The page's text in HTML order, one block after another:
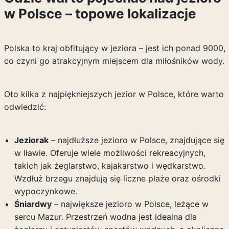
w Polsce – topowe lokalizacje
Polska to kraj obfitujący w jeziora – jest ich ponad 9000,
co czyni go atrakcyjnym miejscem dla miłośników wody.
Oto kilka z najpiękniejszych jezior w Polsce, które warto
odwiedzić:
Jeziorak– najdłuższe jezioro w Polsce, znajdujące się
w Iławie. Oferuje wiele możliwości rekreacyjnych,
takich jak żeglarstwo, kajakarstwo i wędkarstwo.
Wzdłuż brzegu znajdują się liczne plaże oraz ośrodki
wypoczynkowe.
Śniardwy– największe jezioro w Polsce, leżące w
sercu Mazur. Przestrzeń wodna jest idealna dla